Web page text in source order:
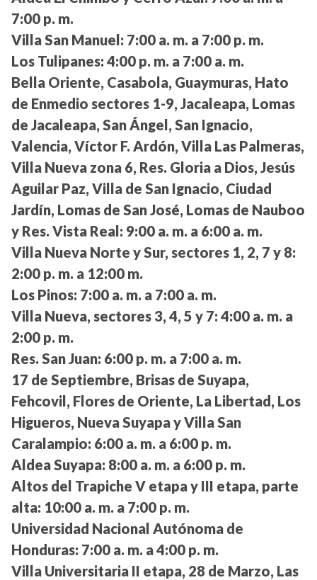
7:00 p. m.
Villa San Manuel: 7:00 a. m. a 7:00 p. m.
Los Tulipanes: 4:00 p. m. a 7:00 a. m.
Bella Oriente, Casabola, Guaymuras, Hato
de Enmedio sectores 1-9, Jacaleapa, Lomas
de Jacaleapa, San Ángel, San Ignacio,
Valencia, Víctor F. Ardón, Villa Las Palmeras,
Villa Nueva zona 6, Res. Gloria a Dios, Jesús
Aguilar Paz, Villa de San Ignacio, Ciudad
Jardín, Lomas de San José, Lomas de Nauboo
y Res. Vista Real: 9:00 a. m. a 6:00 a. m.
Villa Nueva Norte y Sur, sectores 1, 2, 7 y 8:
2:00 p. m. a 12:00 m.
Los Pinos: 7:00 a. m. a 7:00 a. m.
Villa Nueva, sectores 3, 4, 5 y 7: 4:00 a. m. a
2:00 p. m.
Res. San Juan: 6:00 p. m. a 7:00 a. m.
17 de Septiembre, Brisas de Suyapa,
Fehcovil, Flores de Oriente, La Libertad, Los
Higueros, Nueva Suyapa y Villa San
Caralampio: 6:00 a. m. a 6:00 p. m.
Aldea Suyapa: 8:00 a. m. a 6:00 p. m.
Altos del Trapiche V etapa y III etapa, parte
alta: 10:00 a. m. a 7:00 p. m.
Universidad Nacional Autónoma de
Honduras: 7:00 a. m. a 4:00 p. m.
Villa Universitaria II etapa, 28 de Marzo, Las